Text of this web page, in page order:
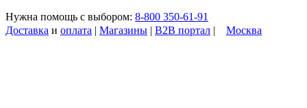
Нужна помощь с выбором: 8-800 350-61-91
Доставка и оплата | Магазины | B2B портал | Москва